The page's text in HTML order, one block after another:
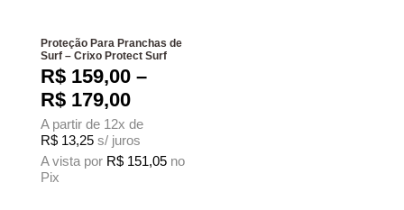
Proteção Para Pranchas de
Surf – Crixo Protect Surf
R$ 159,00 –
R$ 179,00Faixa de preço: R$ 159,00
A partir de 12x de
R$ 13,25 s/ juros
A vista por R$ 151,05 no
Pix